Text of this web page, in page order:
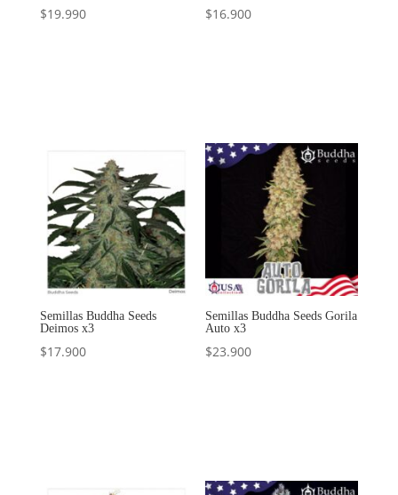
$19.990 $16.900
Semillas Buddha Seeds
Deimos x3
$17.900
Semillas Buddha Seeds Gorila
Auto x3
$23.900